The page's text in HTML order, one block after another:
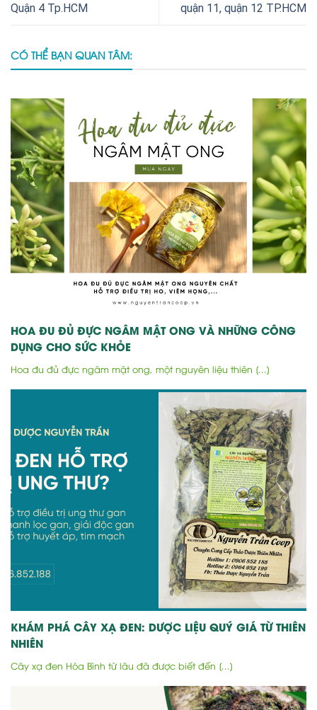
Quận 4 Tp.HCM
quận 11, quận 12 TP.HCM
CÓ THỂ BẠN QUAN TÂM:
HOA ĐU ĐỦ ĐỰC NGÂM MẬT ONG VÀ NHỮNG CÔNG
DỤNG CHO SỨC KHỎE
Hoa đu đủ đực ngâm mật ong, một nguyên liệu thiên [...]
KHÁM PHÁ CÂY XẠ ĐEN: DƯỢC LIỆU QUÝ GIÁ TỪ THIÊN
NHIÊN
Cây xạ đen Hòa Bình từ lâu đã được biết đến [...]